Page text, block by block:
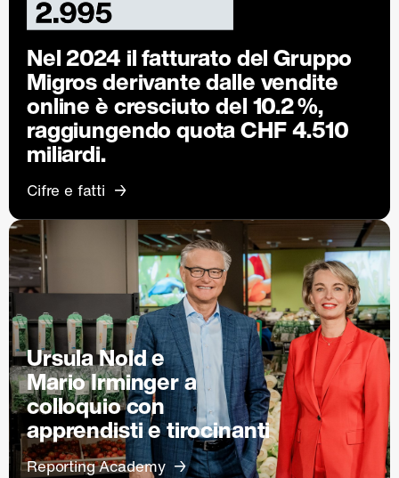
Nel 2024 il fatturato del Gruppo
Migros derivante dalle vendite
online è cresciuto del10.2 %,
raggiungendo quota CHF 4.510
miliardi.
Cifre e fatti
Ursula Nold e
Mario Irminger a
colloquio con
apprendisti e tirocinanti
Reporting Academy